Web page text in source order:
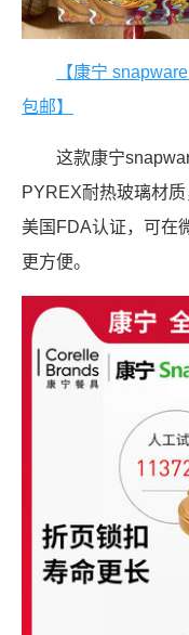
【康宁
包邮】
这款康宁
PYREX耐热玻璃材
美国FDA认证，可在
更方便。